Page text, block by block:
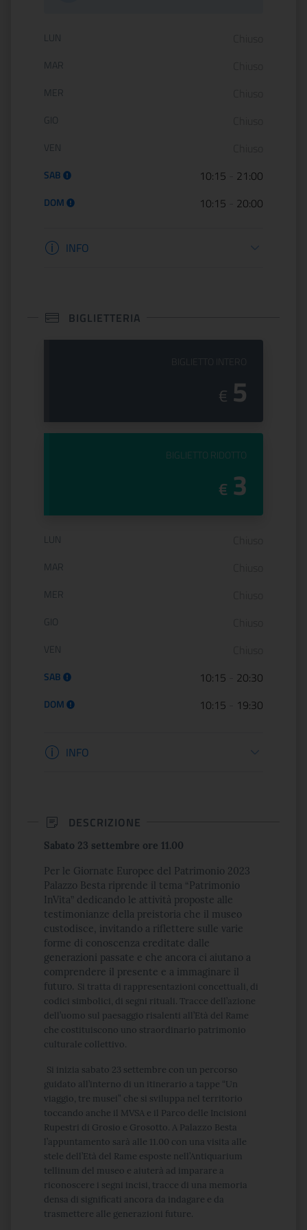
Orario di apertura:
LUN
MAR
MER
GIO
VEN
SAB 10:15 21:00
DOM 10:15 20:00
Informazioni apertura
INFO
BIGLIETTERIA
€ 5
PREZZO DEL
BIGLIETTO RIDOTTO
€ 3
Orario di apertura:
LUN
MAR
MER
GIO
VEN
SAB 10:15 20:30
DOM 10:15 19:30
Informazioni biglietteria
INFO
DESCRIZIONE
Sabato 23 settembre ore 11.00
Per le Giornate Europee del Patrimonio 2023
Palazzo Besta riprende il tema “Patrimonio
InVita” dedicando le attività proposte alle
testimonianze della preistoria che il museo
custodisce, invitando a riflettere sulle varie
forme di conoscenza ereditate dalle
generazioni passate e che ancora ci aiutano a
comprendere il presente e a immaginare il
futuro. Si tratta di rappresentazioni concettuali, di
codici simbolici, di segni rituali. Tracce dell’azione
dell’uomo sul paesaggio risalenti all’Età del Rame
che costituiscono uno straordinario patrimonio
culturale collettivo.
Si inizia sabato 23 settembre con un percorso
guidato all’interno di un itinerario a tappe “Un
viaggio, tre musei” che si sviluppa nel territorio
toccando anche il MVSA e il Parco delle Incisioni
Rupestri di Grosio e Grosotto. A Palazzo Besta
l’appuntamento sarà alle 11.00 con una visita alle
stele dell’Età del Rame esposte nell’Antiquarium
tellinum del museo e aiuterà ad imparare a
riconoscere i segni incisi, tracce di una memoria
densa di significati ancora da indagare e da
trasmettere alle generazioni future.